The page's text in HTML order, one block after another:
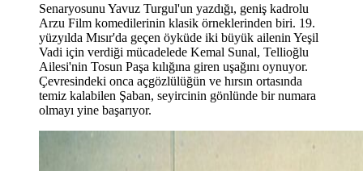
Senaryosunu Yavuz Turgul'un yazdığı, geniş kadrolu
Arzu Film komedilerinin klasik örneklerinden biri. 19.
yüzyılda Mısır'da geçen öyküde iki büyük ailenin Yeşil
Vadi için verdiği mücadelede Kemal Sunal, Tellioğlu
Ailesi'nin Tosun Paşa kılığına giren uşağını oynuyor.
Çevresindeki onca açgözlülüğün ve hırsın ortasında
temiz kalabilen Şaban, seyircinin gönlünde bir numara
olmayı yine başarıyor.